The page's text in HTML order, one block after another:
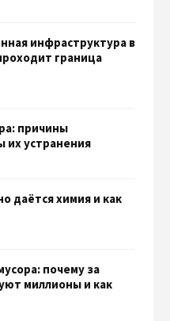
инфраструктура в
граница
причины
их устранения
даётся химия и как
почему за
миллионы и как